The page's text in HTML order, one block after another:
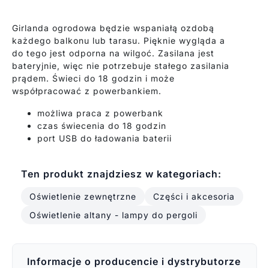
Girlanda ogrodowa będzie wspaniałą ozdobą
każdego balkonu lub tarasu. Pięknie wygląda a
do tego jest odporna na wilgoć. Zasilana jest
bateryjnie, więc nie potrzebuje stałego zasilania
prądem. Świeci do 18 godzin i może
współpracować z powerbankiem.
możliwa praca z powerbank
czas świecenia do 18 godzin
port USB do ładowania baterii
Ten produkt znajdziesz w kategoriach:
Oświetlenie zewnętrzne
Części i akcesoria
Oświetlenie altany - lampy do pergoli
Informacje o producencie i dystrybutorze